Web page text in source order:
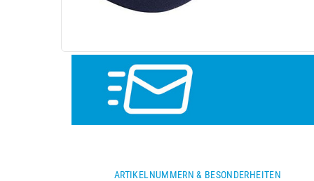
ARTIKELNUMMERN & BESONDERHEITEN